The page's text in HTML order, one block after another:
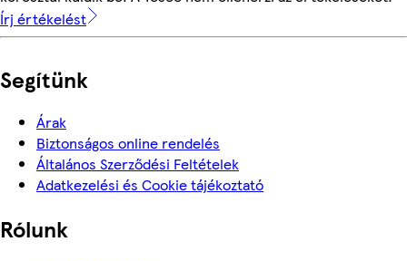
Írj értékelést
Segítünk
Árak
Biztonságos online rendelés
Általános Szerződési Feltételek
Adatkezelési és Cookie tájékoztató
Rólunk